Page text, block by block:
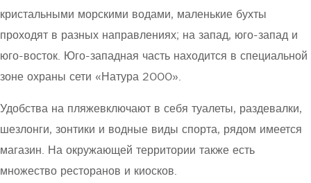
кристальными морскими водами, маленькие бухты
проходят в разных направлениях; на запад, юго-запад и
юго-восток. Юго-западная часть находится в специальной
зоне охраны сети «Натура 2000».
Удобства на пляжевключают в себя туалеты, раздевалки,
шезлонги, зонтики и водные виды спорта, рядом имеется
магазин. На окружающей территории также есть
множество ресторанов и киосков.